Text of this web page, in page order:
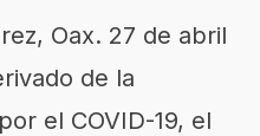
Oax. 27 de abril
de la
el COVID-19, el